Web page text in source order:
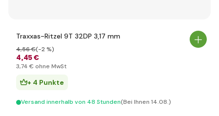
Traxxas-Ritzel 9T 32DP 3,17 mm
4,45 €
4,56 €(-2 %)
3,74 € ohne MwSt
+ 4 Punkte
Versand innerhalb von 48 Stunden(Bei Ihnen 14.08.)